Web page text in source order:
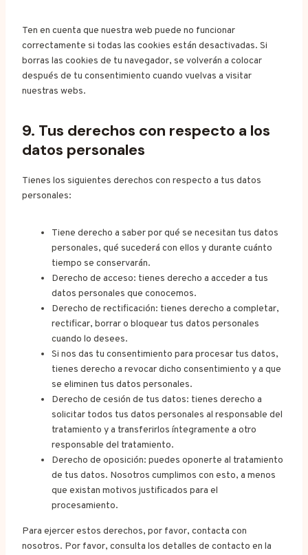
Ten en cuenta que nuestra web puede no funcionar
correctamente si todas las cookies están desactivadas. Si
borras las cookies de tu navegador, se volverán a colocar
después de tu consentimiento cuando vuelvas a visitar
nuestras webs.
9. Tus derechos con respecto a los
datos personales
Tienes los siguientes derechos con respecto a tus datos
personales:
Tiene derecho a saber por qué se necesitan tus datos
personales, qué sucederá con ellos y durante cuánto
tiempo se conservarán.
Derecho de acceso: tienes derecho a acceder a tus
datos personales que conocemos.
Derecho de rectificación: tienes derecho a completar,
rectificar, borrar o bloquear tus datos personales
cuando lo desees.
Si nos das tu consentimiento para procesar tus datos,
tienes derecho a revocar dicho consentimiento y a que
se eliminen tus datos personales.
Derecho de cesión de tus datos: tienes derecho a
solicitar todos tus datos personales al responsable del
tratamiento y a transferirlos íntegramente a otro
responsable del tratamiento.
Derecho de oposición: puedes oponerte al tratamiento
de tus datos. Nosotros cumplimos con esto, a menos
que existan motivos justificados para el
procesamiento.
Para ejercer estos derechos, por favor, contacta con
nosotros. Por favor, consulta los detalles de contacto en la